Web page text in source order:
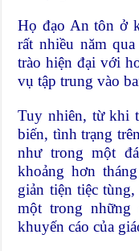
Họ đạo An tôn ở
rất nhiều năm
trào hiện đại với
vụ tập trung vào
Tuy nhiên, từ khi
biến, tình trạng
như trong một
khoảng hơn
giản tiện tiệc
một trong những
khuyến cáo của